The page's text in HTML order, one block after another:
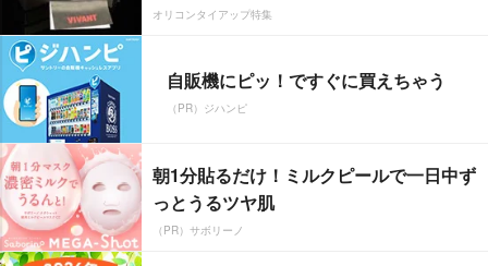
オリコンタイアップ特集
自販機にピッ！ですぐに買えちゃう
（PR）ジハンピ
朝1分貼るだけ！ミルクピールで一日中ず
っとうるツヤ肌
（PR）サボリーノ